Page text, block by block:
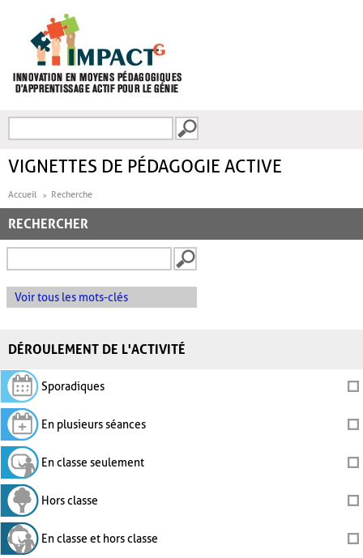
FORMULAIRE DE
VIGNETTES DE PÉDAGOGIE ACTIVE
Accueil Recherche
RECHERCHER
Voir tous les mots-clés
DÉROULEMENT DE L'ACTIVITÉ
Sporadiques
En plusieurs séances
En classe seulement
Hors classe
En classe et hors classe